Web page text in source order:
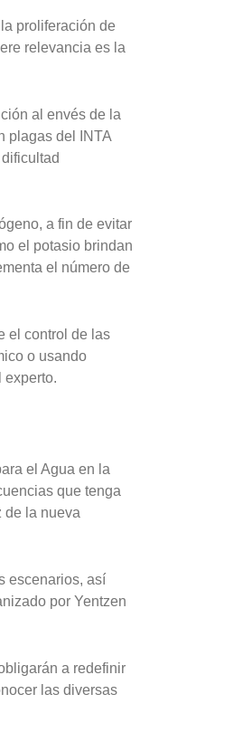
proliferación de
relevancia es la
al envés de la
plagas del INTA
a fin de evitar
el potasio brindan
el número de
el control de las
o usando
experto.
el Agua en la
que tenga
de la nueva
escenarios, así
por Yentzen
a redefinir
las diversas